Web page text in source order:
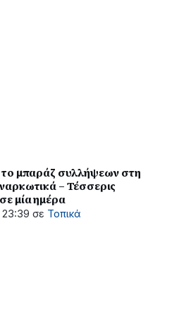
το μπαράζ συλλήψεων στη
– Τέσσερις
μία ημέρα
σε Τοπικά